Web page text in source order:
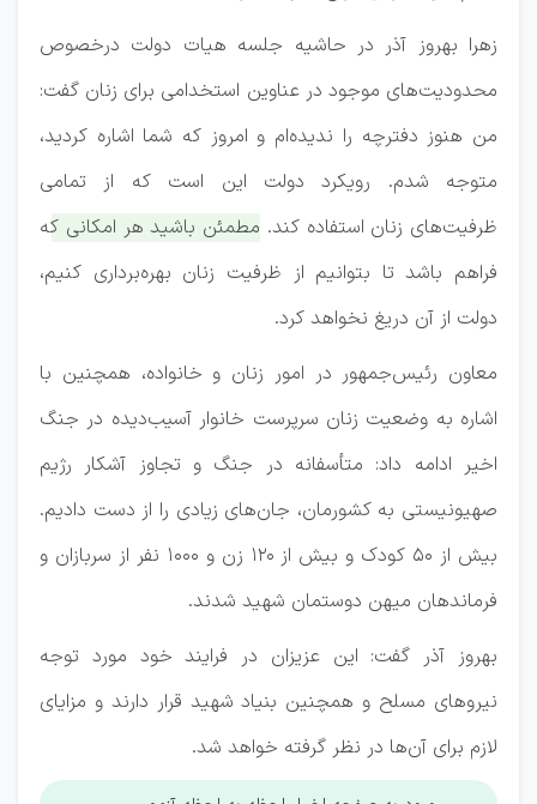
زهرا بهروز آذر در حاشیه جلسه هیات دولت درخصوص
محدودیت‌های موجود در عناوین استخدامی برای زنان گفت:
من هنوز دفترچه را ندیده‌ام و امروز که شما اشاره کردید،
متوجه شدم. رویکرد دولت این است که از تمامی
ظرفیت‌های زنان استفاده کند. مطمئن باشید هر امکانی که
فراهم باشد تا بتوانیم از ظرفیت زنان بهره‌برداری کنیم،
دولت از آن دریغ نخواهد کرد.
معاون رئیس‌جمهور در امور زنان و خانواده، همچنین با
اشاره به وضعیت زنان سرپرست خانوار آسیب‌دیده در جنگ
اخیر ادامه داد: متأسفانه در جنگ و تجاوز آشکار رژیم
صهیونیستی به کشورمان، جان‌های زیادی را از دست دادیم.
بیش از ۵۰ کودک و بیش از ۱۲۰ زن و ۱۰۰۰ نفر از سربازان و
فرماندهان میهن دوستمان شهید شدند.
بهروز آذر گفت: این عزیزان در فرایند خود مورد توجه
نیروهای مسلح و همچنین بنیاد شهید قرار دارند و مزایای
لازم برای آن‌ها در نظر گرفته خواهد شد.